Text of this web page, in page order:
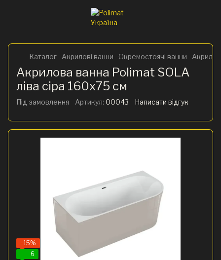
Каталог Акрилові ванни Окремостоячі ванни
Акрилова ванна Polimat SOLA
ліва сіра 160х75 см
Під замовлення Артикул: 00043 Написати відгук
−15%
6